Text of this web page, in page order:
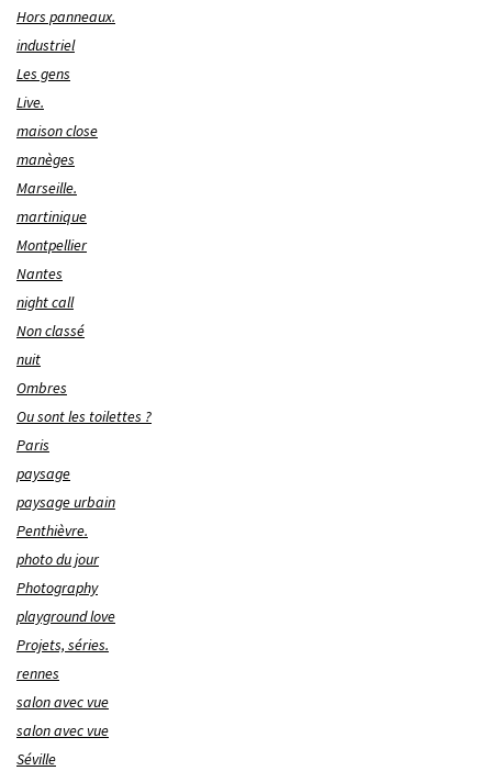
Hors panneaux.
industriel
Les gens
Live.
maison close
manèges
Marseille.
martinique
Montpellier
Nantes
night call
Non classé
nuit
Ombres
Ou sont les toilettes ?
Paris
paysage
paysage urbain
Penthièvre.
photo du jour
Photography
playground love
Projets, séries.
rennes
salon avec vue
salon avec vue
Séville